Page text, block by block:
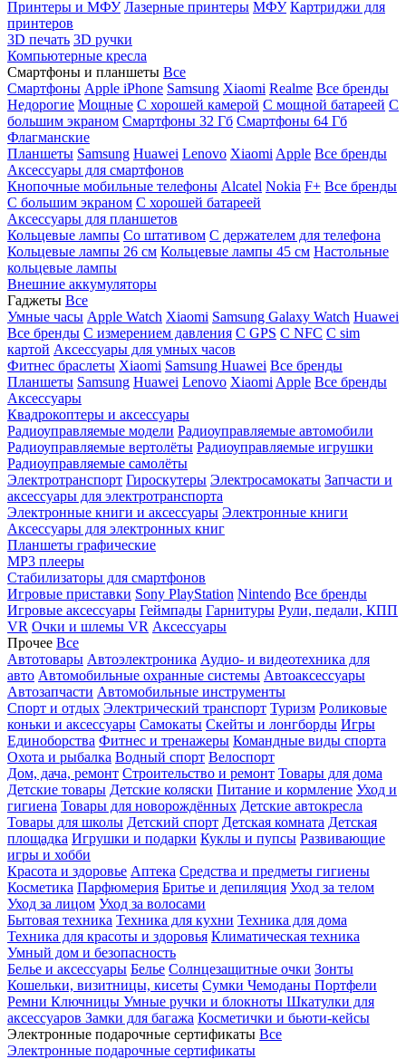
Принтеры и МФУ Лазерные принтеры МФУ Картриджи для
принтеров
3D печать 3D ручки
Компьютерные кресла
Смартфоны и планшеты Все
Смартфоны Apple iPhone Samsung Xiaomi Realme Все бренды
Недорогие Мощные С хорошей камерой С мощной батареей С
большим экраном Смартфоны 32 Гб Смартфоны 64 Гб
Флагманские
Планшеты Samsung Huawei Lenovo Xiaomi Apple Все бренды
Аксессуары для смартфонов
Кнопочные мобильные телефоны Alcatel Nokia F+ Все бренды
С большим экраном С хорошей батареей
Аксессуары для планшетов
Кольцевые лампы Со штативом C держателем для телефона
Кольцевые лампы 26 см Кольцевые лампы 45 см Настольные
кольцевые лампы
Внешние аккумуляторы
Гаджеты Все
Умные часы Apple Watch Xiaomi Samsung Galaxy Watch Huawei
Все бренды C измерением давления C GPS C NFC C sim
картой Аксессуары для умных часов
Фитнес браслеты Xiaomi Samsung Huawei Все бренды
Планшеты Samsung Huawei Lenovo Xiaomi Apple Все бренды
Аксессуары
Квадрокоптеры и аксессуары
Радиоуправляемые модели Радиоуправляемые автомобили
Радиоуправляемые вертолёты Радиоуправляемые игрушки
Радиоуправляемые самолёты
Электротранспорт Гироскутеры Электросамокаты Запчасти и
аксессуары для электротранспорта
Электронные книги и аксессуары Электронные книги
Аксессуары для электронных книг
Планшеты графические
MP3 плееры
Стабилизаторы для смартфонов
Игровые приставки Sony PlayStation Nintendo Все бренды
Игровые аксессуары Геймпады Гарнитуры Рули, педали, КПП
VR Очки и шлемы VR Аксессуары
Прочее Все
Автотовары Автоэлектроника Аудио- и видеотехника для
авто Автомобильные охранные системы Автоаксессуары
Автозапчасти Автомобильные инструменты
Спорт и отдых Электрический транспорт Туризм Роликовые
коньки и аксессуары Самокаты Скейты и лонгборды Игры
Единоборства Фитнес и тренажеры Командные виды спорта
Охота и рыбалка Водный спорт Велоспорт
Дом, дача, ремонт Строительство и ремонт Товары для дома
Детские товары Детские коляски Питание и кормление Уход и
гигиена Товары для новорождённых Детские автокресла
Товары для школы Детский спорт Детская комната Детская
площадка Игрушки и подарки Куклы и пупсы Развивающие
игры и хобби
Красота и здоровье Аптека Средства и предметы гигиены
Косметика Парфюмерия Бритье и депиляция Уход за телом
Уход за лицом Уход за волосами
Бытовая техника Техника для кухни Техника для дома
Техника для красоты и здоровья Климатическая техника
Умный дом и безопасность
Белье и аксессуары Белье Солнцезащитные очки Зонты
Кошельки, визитницы, кисеты Сумки Чемоданы Портфели
Ремни Ключницы Умные ручки и блокноты Шкатулки для
аксессуаров Замки для багажа Косметички и бьюти-кейсы
Электронные подарочные сертификаты Все
Электронные подарочные сертификаты